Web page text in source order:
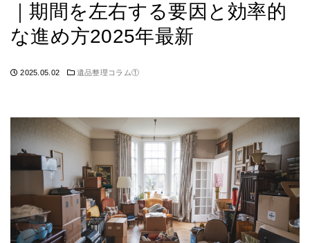
｜期間を左右する要因と効率的
な進め方2025年最新
2025.05.02 遺品整理コラム①